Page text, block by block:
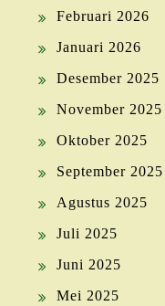
Februari 2026
Januari 2026
Desember 2025
November 2025
Oktober 2025
September 2025
Agustus 2025
Juli 2025
Juni 2025
Mei 2025